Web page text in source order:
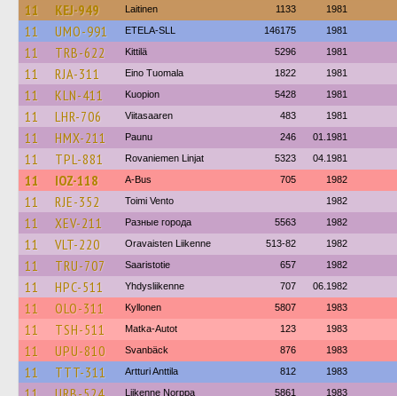
11 KEJ-949 Laitinen 1133 1981
11 UMO-991 ETELA-SLL 146175 1981
11 TRB-622 Kittilä 5296 1981
11 RJA-311 Eino Tuomala 1822 1981
11 KLN-411 Kuopion 5428 1981
11 LHR-706 Viitasaaren 483 1981
11 HMX-211 Paunu 246 01.1981
11 TPL-881 Rovaniemen Linjat 5323 04.1981
11 IOZ-118 A-Bus 705 1982
11 RJE-352 Toimi Vento 1982
11 XEV-211 Разные города 5563 1982
11 VLT-220 Oravaisten Liikenne 513-82 1982
11 TRU-707 Saaristotie 657 1982
11 HPC-511 Yhdysliikenne 707 06.1982
11 OLO-311 Kyllonen 5807 1983
11 TSH-511 Matka-Autot 123 1983
11 UPU-810 Svanbäck 876 1983
11 TTT-311 Artturi Anttila 812 1983
Liikenne Norppa 5861 1983